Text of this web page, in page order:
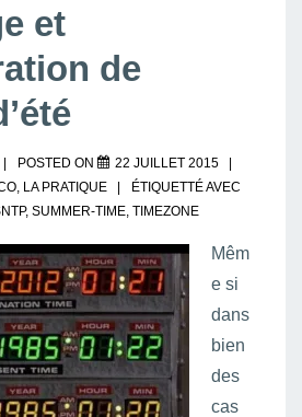
et
de
POSTED ON
22 JUILLET 2015
, LA PRATIQUE
ÉTIQUETTÉ AVEC
, SUMMER-TIME, TIMEZONE
Mêm
e si
dans
bien
des
cas